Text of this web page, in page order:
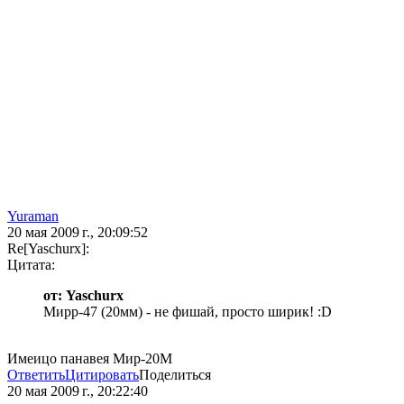
Yuraman
20 мая 2009 г., 20:09:52
Re[Yaschurx]:
Цитата:
от: Yaschurx
Мирр-47 (20мм) - не фишай, просто ширик! :D
Имеицо панавея Мир-20М
ОтветитьЦитироватьПоделиться
20 мая 2009 г., 20:22:40